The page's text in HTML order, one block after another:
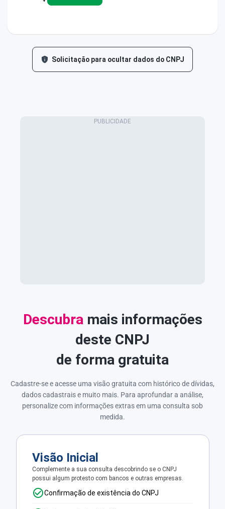
Solicitação para ocultar dados do CNPJ
Descubra mais informações
deste CNPJ
de forma gratuita
Cadastre-se e acesse uma visão gratuita com histórico de dívidas,
dados cadastrais e muito mais. Para aprofundar a análise,
personalize com informações extras em uma consulta sob
medida.
Visão Inicial
Complemente a sua consulta descobrindo se o CNPJ
possui algum protesto com bancos e outras empresas.
Confirmação de existência do CNPJ